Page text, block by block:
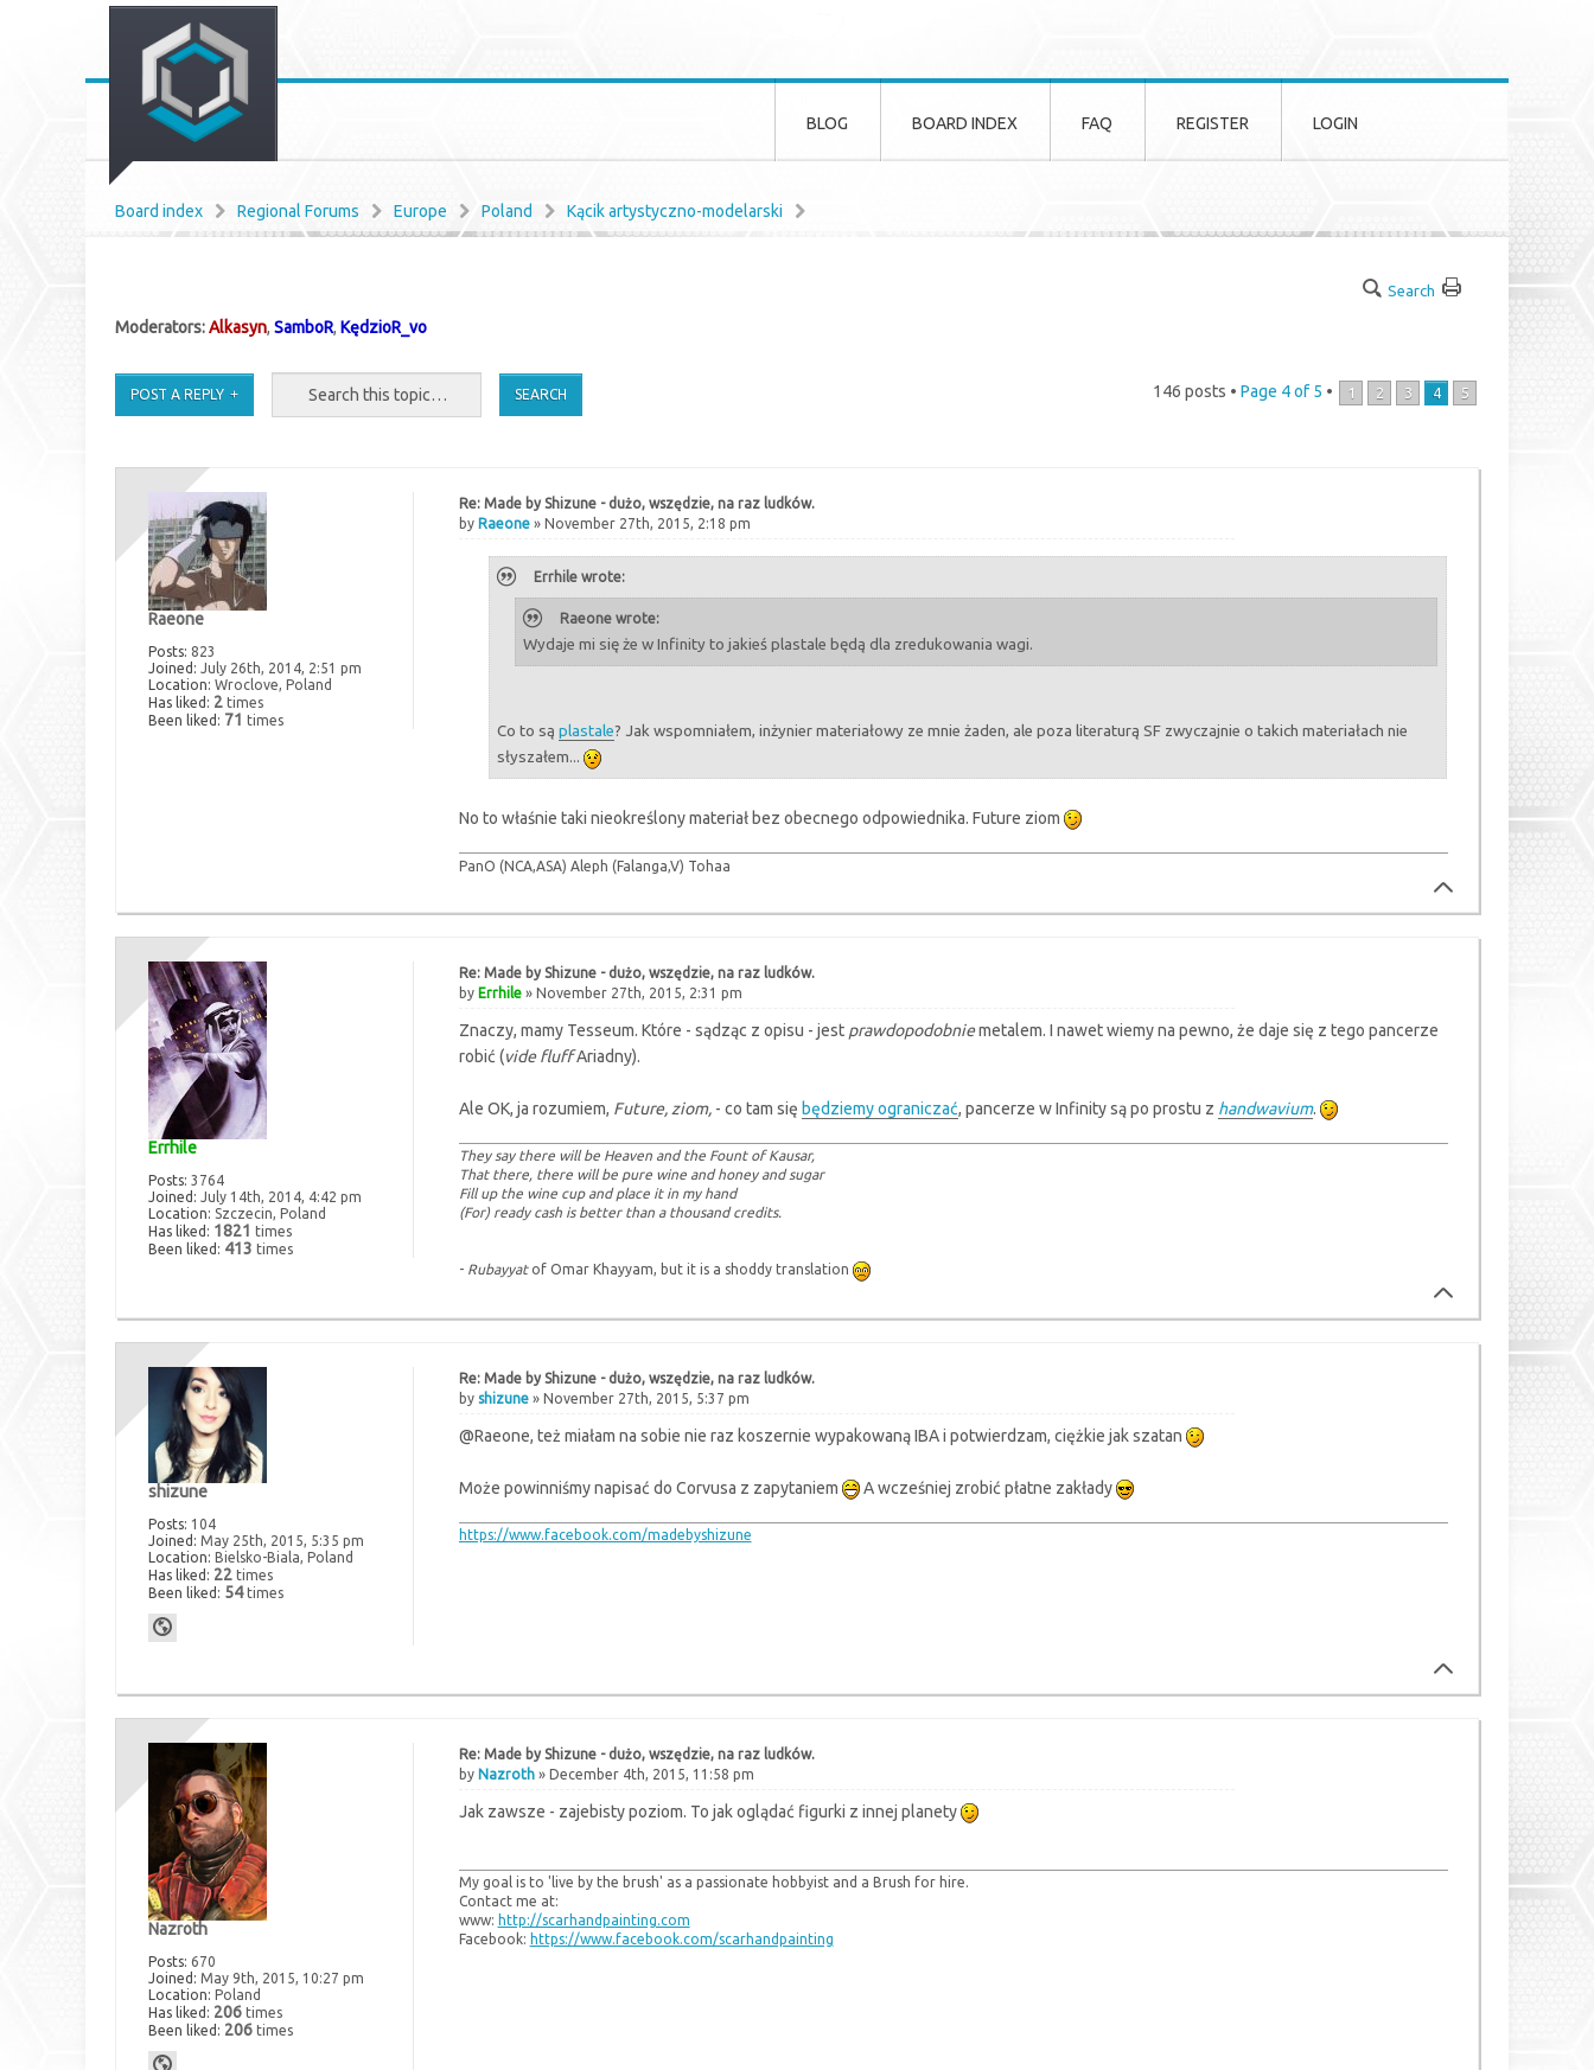
BLOG BOARD INDEX FAQ REGISTER LOGIN
Board index Regional Forums Europe Poland Kącik artystyczno-modelarski
Search
Moderators:Alkasyn, SamboR, KędzioR_vo
POST A REPLY 146 posts • Page 4of 5 • 1 2 3 4 5
Re: Made by Shizune - dużo, wszędzie, na raz ludków.
by Raeone» November 27th, 2015, 2:18 pm
Errhile wrote:
Raeone wrote:
Wydaje mi się że w Infinity to jakieś plastale będą dla zredukowania wagi.
Co to są plastale? Jak wspomniałem, inżynier materiałowy ze mnie żaden, ale poza literaturą SF zwyczajnie o takich materiałach nie
słyszałem...
No to właśnie taki nieokreślony materiał bez obecnego odpowiednika. Future ziom
PanO (NCA,ASA) Aleph (Falanga,V) Tohaa
Raeone
Posts: 823
Joined: July 26th, 2014, 2:51 pm
Location: Wroclove, Poland
Has liked: 2 times
Been liked: 71 times
Re: Made by Shizune - dużo, wszędzie, na raz ludków.
by Errhile» November 27th, 2015, 2:31 pm
Znaczy, mamy Tesseum. Które - sądząc z opisu - jest prawdopodobniemetalem. I nawet wiemy na pewno, że daje się z tego pancerze
robić (vide fluffAriadny).
Ale OK, ja rozumiem, Future, ziom,- co tam się będziemy ograniczać, pancerze w Infinity są po prostu z handwavium.
They say there will be Heaven and the Fount of Kausar,
That there, there will be pure wine and honey and sugar
Fill up the wine cup and place it in my hand
(For) ready cash is better than a thousand credits.
- Rubayyat of Omar Khayyam, but it is a shoddy translation
Errhile
Posts: 3764
Joined: July 14th, 2014, 4:42 pm
Location: Szczecin, Poland
Has liked: 1821 times
Been liked: 413 times
Re: Made by Shizune - dużo, wszędzie, na raz ludków.
by shizune» November 27th, 2015, 5:37 pm
@Raeone, też miałam na sobie nie raz koszernie wypakowaną IBA i potwierdzam, ciężkie jak szatan
Może powinniśmy napisać do Corvusa z zapytaniem A wcześniej zrobić płatne zakłady
https://www.facebook.com/madebyshizune
shizune
Posts: 104
Joined: May 25th, 2015, 5:35 pm
Location: Bielsko-Biala, Poland
Has liked: 22 times
Been liked: 54times
Re: Made by Shizune - dużo, wszędzie, na raz ludków.
by Nazroth» December 4th, 2015, 11:58 pm
Jak zawsze - zajebisty poziom. To jak oglądać figurki z innej planety
My goal is to 'live by the brush' as a passionate hobbyist and a Brush for hire.
Contact me at:
www: http://scarhandpainting.com
Facebook: https://www.facebook.com/scarhandpainting
Nazroth
Posts: 670
Joined: May 9th, 2015, 10:27 pm
Location: Poland
Has liked: 206 times
Been liked: 206 times